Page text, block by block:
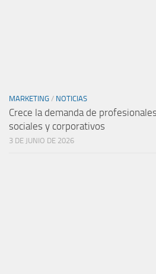
MARKETING / NOTICIAS
Crece la demanda de
sociales y corporativos
3 DE JUNIO DE 2026